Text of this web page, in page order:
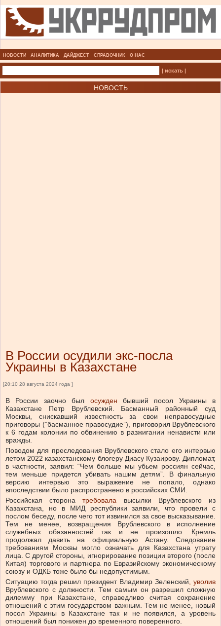
НОВОСТИ АНАЛИТИКА ДАЙДЖЕСТ СПРАВОЧНИК О НАС
| искать |
НОВОСТЬ
В России осудили экс-посла
Украины в Казахстане
[20:10 28 августа 2024 года ]
В России заочно был осужден бывший посол Украины в
Казахстане Петр Врублевский. Басманный районный суд
Москвы, снискавший известность за свои неправосудные
приговоры (”басманное правосудие”), приговорил Врублевского
к 6 годам колонии по обвинению в разжигании ненависти или
вражды.
Поводом для преследования Врублевского стало его интервью
летом 2022 казахстанскому блогеру Диасу Кузаирову. Дипломат,
в частности, заявил: “Чем больше мы убьем россиян сейчас,
тем меньше придется убивать нашим детям”. В финальную
версию интервью это выражение не попало, однако
впоследствии было распространено в российских СМИ.
Российская сторонатребовала высылки Врублевского из
Казахстана, но в МИД республики заявили, что провели с
послом беседу, после чего тот извинился за свое высказывание.
Тем не менее, возвращения Врублевского в исполнение
служебных обязанностей так и не произошло. Кремль
продолжал давить на официальную Астану. Следование
требованиям Москвы могло означать для Казахстана утрату
лица. С другой стороны, игнорирование позиции второго (после
Китая) торгового и партнера по Евразийскому экономическому
союзу и ОДКБ тоже было бы недопустимым.
Ситуацию тогда решил президент Владимир Зеленский, уволив
Врублевского с должности. Тем самым он разрешил сложную
дилемму при Казахстане, справедливо считая сохранение
отношений с этим государством важным. Тем не менее, новый
посол Украины в Казахстане так и не появился, а уровень
отношений был понижен до временного поверенного.